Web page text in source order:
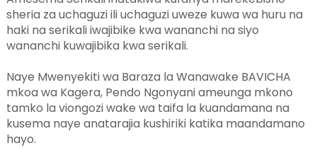
sheria za uchaguzi ili uchaguzi uweze kuwa wa huru na
haki na serikali iwajibike kwa wananchi na siyo
wananchi kuwajibika kwa serikali.
Naye Mwenyekiti wa Baraza la Wanawake BAVICHA
mkoa wa Kagera, Pendo Ngonyani ameunga mkono
tamko la viongozi wake wa taifa la kuandamana na
kusema naye anatarajia kushiriki katika maandamano
hayo.